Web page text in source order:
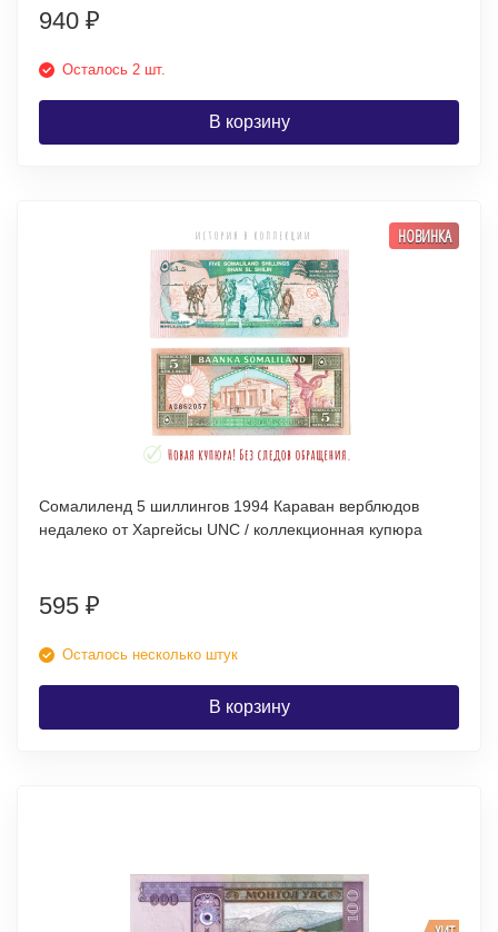
940 ₽
Осталось 2 шт.
В корзину
НОВИНКА
Сомалиленд 5 шиллингов 1994 Караван верблюдов
недалеко от Харгейсы UNC / коллекционная купюра
595 ₽
Осталось несколько штук
В корзину